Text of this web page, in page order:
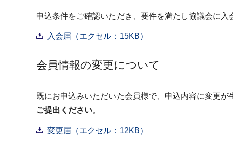
申込条件をご確認いただき、要件を満たし協議会に入
入会届（エクセル：15KB）
会員情報の変更について
既にお申込みいただいた会員様で、申込内容に変更
ご提出ください。
変更届（エクセル：12KB）